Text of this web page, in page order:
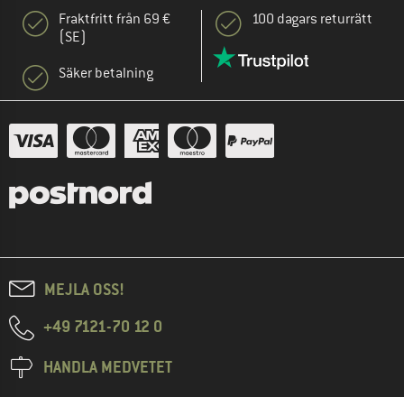
Fraktfritt från 69 €
(SE)
Säker betalning
100 dagars returrätt
MEJLA OSS!
+49 7121-70 12 0
HANDLA MEDVETET